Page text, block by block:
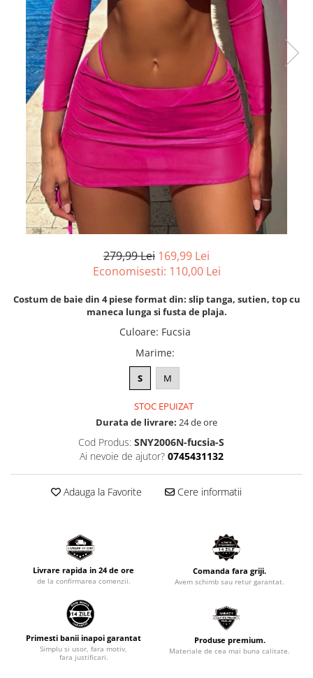
279,99 Lei 169,99 Lei
Economisesti: 110,00 Lei
Costum de baie din 4 piese format din: slip tanga, sutien, top cu
maneca lunga si fusta de plaja.
Culoare: Fucsia
Marime:
S M
STOC EPUIZAT
Durata de livrare: 24 de ore
Cod Produs: SNY2006N-fucsia-S
Ai nevoie de ajutor? 0745431132
Adauga la Favorite Cere informatii
Livrare rapida in 24 de ore
de la confirmarea comenzii.
Comanda fara griji.
Avem schimb sau retur garantat.
Primesti banii inapoi garantat
Simplu si usor, fara motiv,
fara justificari.
Produse premium.
Materiale de cea mai buna calitate.